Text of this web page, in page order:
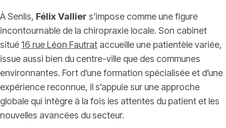
À Senlis, Félix Vallier s’impose comme une figure
incontournable de la chiropraxie locale. Son cabinet
situé16 rue Léon Fautrat accueille une patientèle variée,
issue aussi bien du centre-ville que des communes
environnantes. Fort d’une formation spécialisée et d’une
expérience reconnue, il s’appuie sur une approche
globale qui intègre à la fois les attentes du patient et les
nouvelles avancées du secteur.